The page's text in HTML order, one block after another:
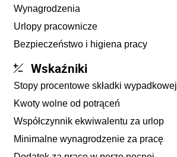
Wynagrodzenia
Urlopy pracownicze
Bezpieczeństwo i higiena pracy
Wskaźniki
Stopy procentowe składki wypadkowej
Kwoty wolne od potrąceń
Współczynnik ekwiwalentu za urlop
Minimalne wynagrodzenie za pracę